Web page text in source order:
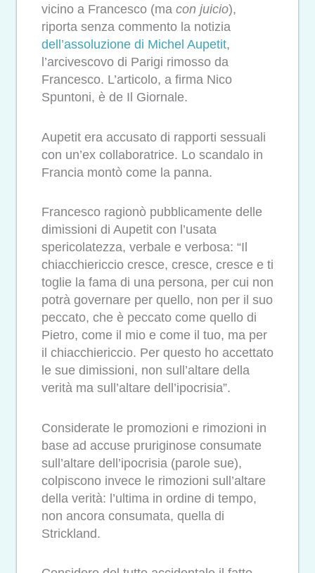
vicino a Francesco (ma con juicio),
riporta senza commento la notizia
dell’assoluzione di Michel Aupetit,
l’arcivescovo di Parigi rimosso da
Francesco. L’articolo, a firma Nico
Spuntoni, è de Il Giornale.
Aupetit era accusato di rapporti sessuali
con un’ex collaboratrice. Lo scandalo in
Francia montò come la panna.
Francesco ragionò pubblicamente delle
dimissioni di Aupetit con l’usata
spericolatezza, verbale e verbosa: “Il
chiacchiericcio cresce, cresce, cresce e ti
toglie la fama di una persona, per cui non
potrà governare per quello, non per il suo
peccato, che è peccato come quello di
Pietro, come il mio e come il tuo, ma per
il chiacchiericcio. Per questo ho accettato
le sue dimissioni, non sull’altare della
verità ma sull’altare dell’ipocrisia”.
Considerate le promozioni e rimozioni in
base ad accuse pruriginose consumate
sull’altare dell’ipocrisia (parole sue),
colpiscono invece le rimozioni sull’altare
della verità: l’ultima in ordine di tempo,
non ancora consumata, quella di
Strickland.